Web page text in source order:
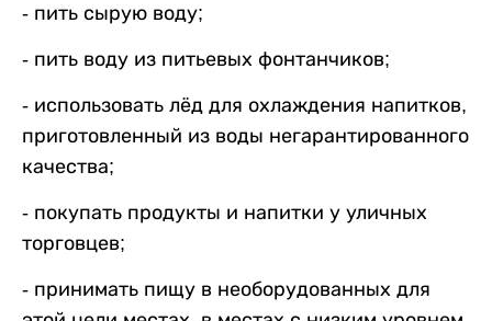
- пить сырую воду;
- пить воду из питьевых фонтанчиков;
- использовать лёд для охлаждения напитков,
приготовленный из воды негарантированного
качества;
- покупать продукты и напитки у уличных
торговцев;
- принимать пищу в необорудованных для